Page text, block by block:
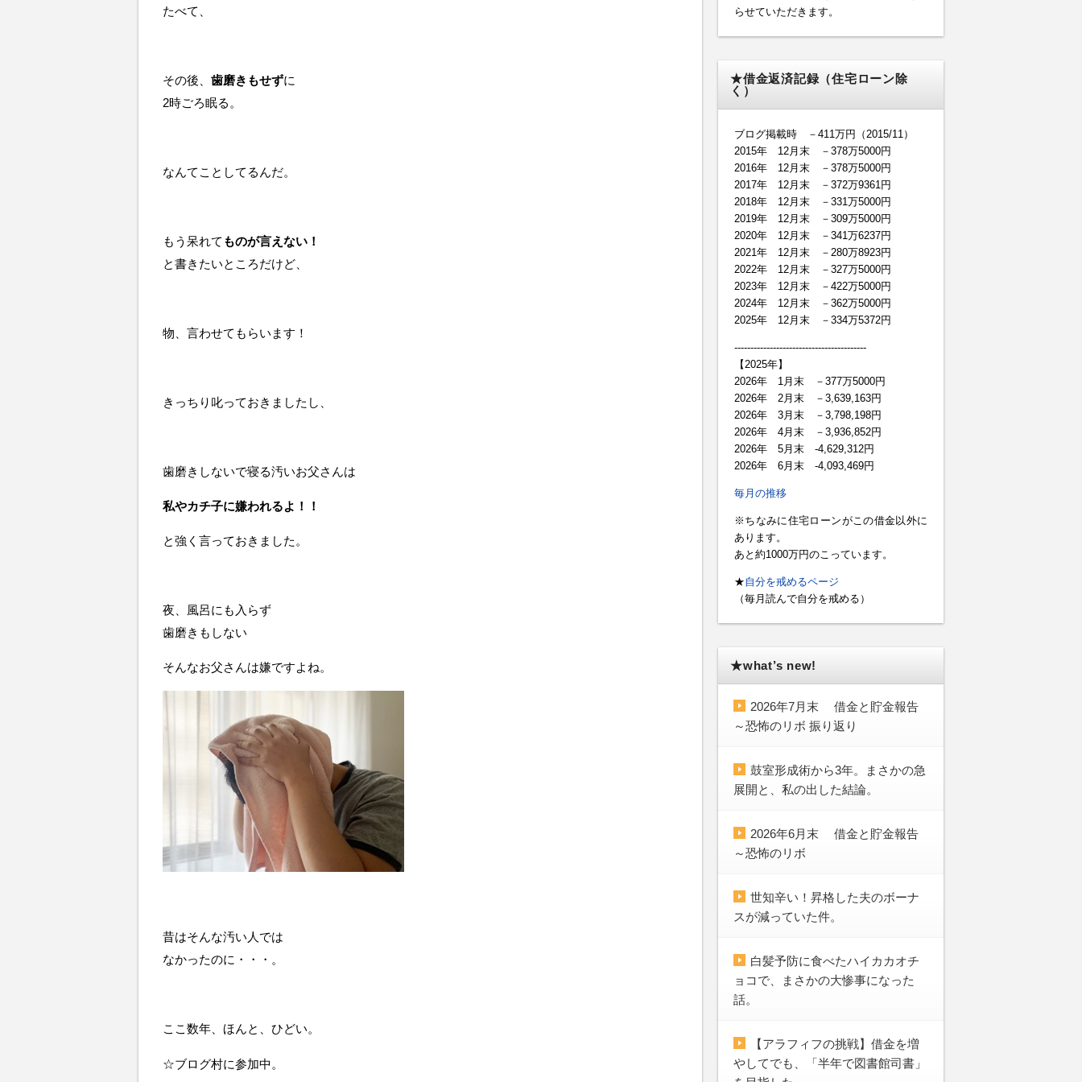
たべて、
その後、 歯磨きもせずに
2時ごろ眠る。
なんてことしてるんだ。
もう呆れて ものが言えない！
と書きたいところだけど、
物、言わせてもらいます！
きっちり叱っておきましたし、
歯磨きしないで寝る汚いお父さんは
私やカチ子に嫌われるよ！！
と強く言っておきました。
夜、風呂にも入らず
歯磨きもしない
そんなお父さんは嫌ですよね。
昔はそんな汚い人では
なかったのに・・・。
ここ数年、ほんと、ひどい。
☆ブログ村に参加中。
らせていただきます。
★借金返済記録（住宅ローン除
く）
ブログ掲載時 －411万円（2015/11）
2015年 12月末 －378万5000円
2016年 12月末 －378万5000円
2017年 12月末 －372万9361円
2018年 12月末 －331万5000円
2019年 12月末 －309万5000円
2020年 12月末 －341万6237円
2021年 12月末 －280万8923円
2022年 12月末 －327万5000円
2023年 12月末 －422万5000円
2024年 12月末 －362万5000円
2025年 12月末 －334万5372円
-----------------------------------------
【2025年】
2026年 1月末 －377万5000円
2026年 2月末 －3,639,163円
2026年 3月末 －3,798,198円
2026年 4月末 －3,936,852円
2026年 5月末 -4,629,312円
2026年 6月末 -4,093,469円
毎月の推移
※ちなみに住宅ローンがこの借金以外に
あります。
あと約1000万円のこっています。
★自分を戒めるページ
（毎月読んで自分を戒める）
★what’s new!
2026年7月末 借金と貯金報告
～恐怖のリボ 振り返り
鼓室形成術から3年。まさかの急
展開と、私の出した結論。
2026年6月末 借金と貯金報告
～恐怖のリボ
世知辛い！昇格した夫のボーナ
スが減っていた件。
白髪予防に食べたハイカカオチ
ョコで、まさかの大惨事になった
話。
【アラフィフの挑戦】借金を増
やしてでも、「半年で図書館司書」